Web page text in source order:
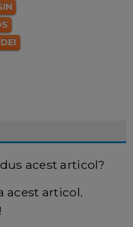
acest articol?
acest articol.